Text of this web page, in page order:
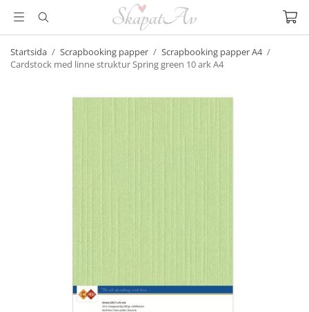
Startsida / Scrapbooking papper / Scrapbooking papper A4 /
Cardstock med linne struktur Spring green 10 ark A4